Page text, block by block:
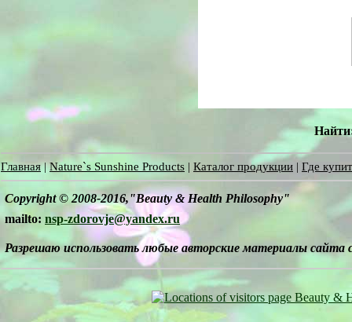
Главная|Nature`s Sunshine Products | Каталог продукции | Где
Copyright © 2008-2016,"Beauty & Health Philosophy"
mailto: nsp-zdorovje@yandex.ru
Разрешаю использовать любые авторские материалы сайта